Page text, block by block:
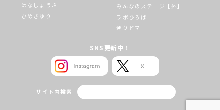
はなしょうぶ
ひめさゆり
みんなのステージ【外】
ラボひろば
通りドマ
SNS更新中！
サイト内検索